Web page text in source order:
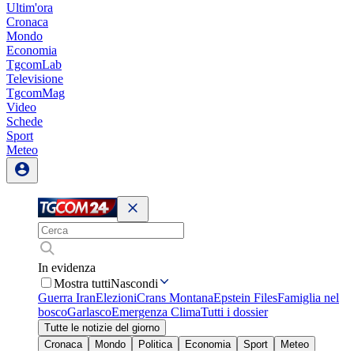
Ultim'ora
Cronaca
Mondo
Economia
TgcomLab
Televisione
TgcomMag
Video
Schede
Sport
Meteo
In evidenza
Mostra tuttiNascondi
Guerra IranElezioniCrans MontanaEpstein FilesFamiglia nel
boscoGarlascoEmergenza ClimaTutti i dossier
Tutte le notizie del giorno
Cronaca
Mondo Politica Economia Sport
Meteo